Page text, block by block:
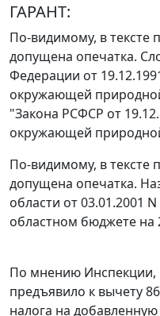
ГАРАНТ:
По-видимому, в тексте
допущена опечатка.
Федерации от
окружающей
"Закона РСФСР от
окружающей
По-видимому, в тексте
допущена опечатка.
области от 03.01.2001
областном бюджете на
По мнению
предъявило к вычету
налога на